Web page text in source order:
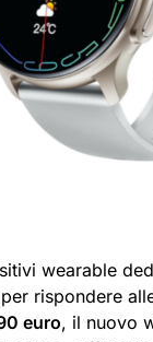
wearable
rispondere
euro, il nuovo